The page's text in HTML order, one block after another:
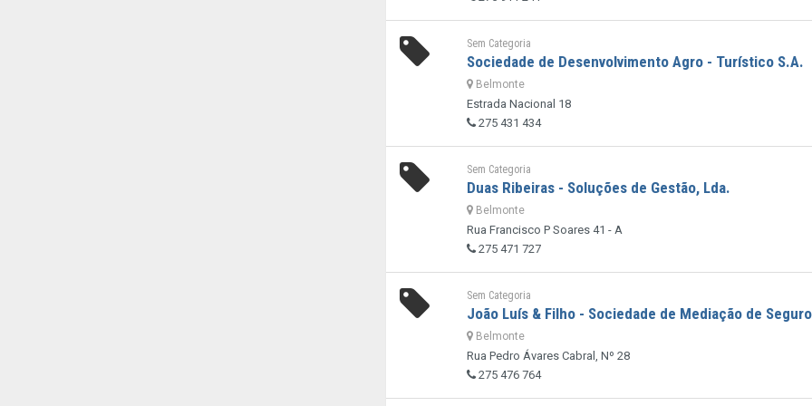
Sem Categoria
Sociedade de Desenvolvimento Agro - Turístico S.A.
Belmonte
Estrada Nacional 18
275 431 434
Sem Categoria
Duas Ribeiras - Soluções de Gestão, Lda.
Belmonte
Rua Francisco P Soares 41 - A
275 471 727
Sem Categoria
João Luís & Filho - Sociedade de Mediação de
Belmonte
Rua Pedro Ávares Cabral, Nº 28
275 476 764